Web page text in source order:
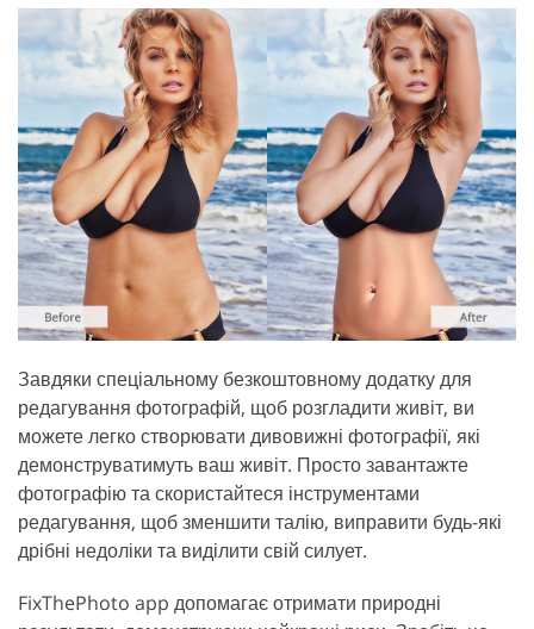
Завдяки спеціальному безкоштовному додатку для
редагування фотографій, щоб розгладити живіт, ви
можете легко створювати дивовижні фотографії, які
демонструватимуть ваш живіт. Просто завантажте
фотографію та скористайтеся інструментами
редагування, щоб зменшити талію, виправити будь-які
дрібні недоліки та виділити свій силует.
FixThePhoto app допомагає отримати природні